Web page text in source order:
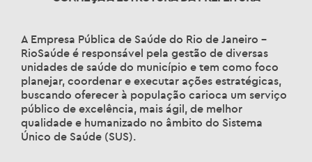
A Empresa Pública de Saúde do Rio de Janeiro –
RioSaúde é responsável pela gestão de diversas
unidades de saúde do município e tem como foco
planejar, coordenar e executar ações estratégicas,
buscando oferecer à população carioca um serviço
público de excelência, mais ágil, de melhor
qualidade e humanizado no âmbito do Sistema
Único de Saúde (SUS).